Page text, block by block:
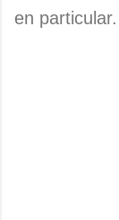
en particular.